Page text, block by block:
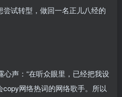
试转型，做回一名正儿八经的
心声：“在听众眼里，已经把我设
网络热词的网络歌手。所以